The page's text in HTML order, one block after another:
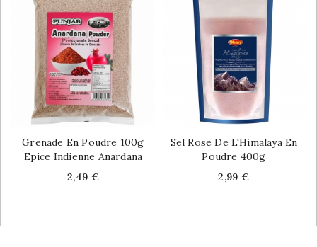
Grenade En Poudre 100g
Epice Indienne Anardana
Price
2,49 €
Sel Rose De L'Himalaya En
Poudre 400g
Price
2,99 €